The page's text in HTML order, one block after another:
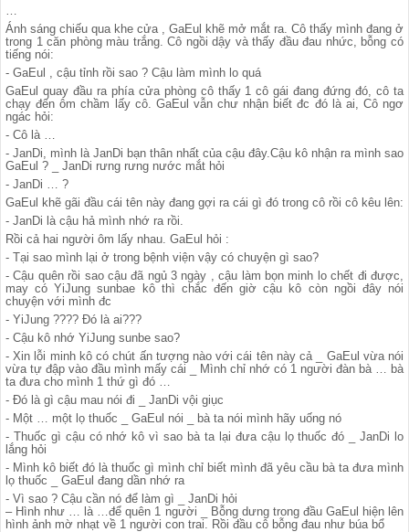
…
Ánh sáng chiếu qua khe cửa , GaEul khẽ mở mắt ra. Cô thấy mình đang ở
trong 1 căn phòng màu trắng. Cô ngồi dậy và thấy đầu đau nhức, bỗng có
tiếng nói:
- GaEul , cậu tỉnh rồi sao ? Cậu làm mình lo quá
GaEul quay đầu ra phía cửa phòng cô thấy 1 cô gái đang đứng đó, cô ta
chạy đến ôm chầm lấy cô. GaEul vẫn chư nhận biết đc đó là ai, Cô ngơ
ngác hỏi:
- Cô là …
- JanDi, mình là JanDi bạn thân nhất của cậu đây.Cậu kô nhận ra mình sao
GaEul ? _ JanDi rưng rưng nước mắt hỏi
- JanDi … ?
GaEul khẽ gãi đầu cái tên này đang gợi ra cái gì đó trong cô rồi cô kêu lên:
- JanDi là cậu hả mình nhớ ra rồi.
Rồi cả hai người ôm lấy nhau. GaEul hỏi :
- Tại sao mình lại ở trong bệnh viện vậy có chuyện gì sao?
- Cậu quên rồi sao cậu đã ngủ 3 ngày , cậu làm bọn minh lo chết đi được,
may có YiJung sunbae kô thì chắc đến giờ cậu kô còn ngồi đây nói
chuyện với mình đc
- YiJung ???? Đó là ai???
- Cậu kô nhớ YiJung sunbe sao?
- Xin lỗi minh kô có chút ấn tượng nào với cái tên này cả _ GaEul vừa nói
vừa tự đập vào đầu mình mấy cái _ Mình chỉ nhớ có 1 người đàn bà … bà
ta đưa cho mình 1 thứ gì đó …
- Đó là gì cậu mau nói đi _ JanDi vội giục
- Một … một lọ thuốc _ GaEul nói _ bà ta nói mình hãy uống nó
- Thuốc gì cậu có nhớ kô vì sao bà ta lại đưa cậu lọ thuốc đó _ JanDi lo
lắng hỏi
- Mình kô biết đó là thuốc gì mình chỉ biết mình đã yêu cầu bà ta đưa mình
lọ thuốc _ GaEul đang dần nhớ ra
- Vì sao ? Cậu cần nó để làm gì _ JanDi hỏi
– Hình như … là …để quên 1 người _ Bỗng dưng trong đầu GaEul hiện lên
hình ảnh mờ nhạt về 1 người con trai. Rồi đầu cô bỗng đau như búa bổ